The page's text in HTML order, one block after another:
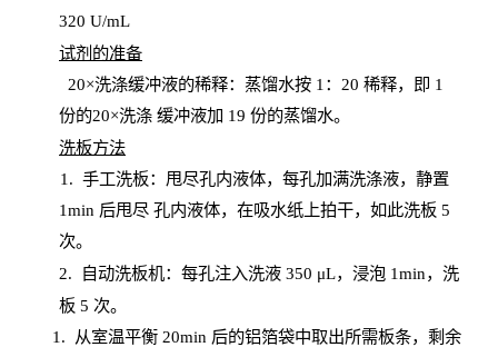
320 U/mL
试剂的准备
20×洗涤缓冲液的稀释：蒸馏水按 1：20 稀释，即 1
份的20×洗涤 缓冲液加 19 份的蒸馏水。
洗板方法
1. 手工洗板：甩尽孔内液体，每孔加满洗涤液，静置
1min 后甩尽 孔内液体，在吸水纸上拍干，如此洗板 5
次。
2.
自动洗板机：每孔注入洗液 350 μL，浸泡 1min，洗
板 5 次。
1 . 从室温平衡 20min 后的铝箔袋中取出所需板条，剩余